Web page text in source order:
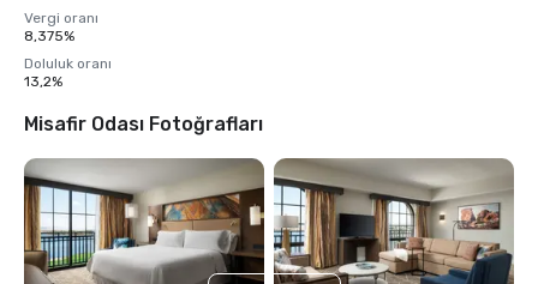
Vergi oranı
8,375%
Doluluk oranı
13,2%
Misafir Odası Fotoğrafları